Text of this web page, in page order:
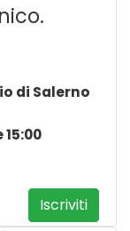
di Salerno
Iscriviti